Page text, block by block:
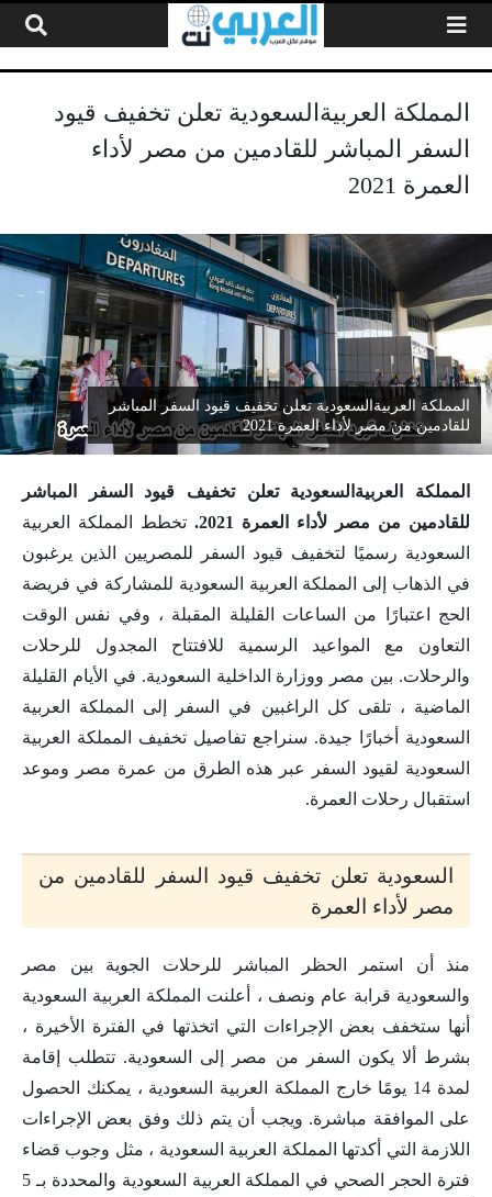
المملكة العربيةالسعودية تعلن تخفيف قيود
السفر المباشر للقادمين من مصر لأداء
العمرة 2021
المملكة العربيةالسعودية تعلن تخفيف قيود السفر المباشر
للقادمين من مصر لأداء العمرة 2021
المملكة العربيةالسعودية تعلن تخفيف قيود السفر المباشر
للقادمين من مصر لأداء العمرة 2021.
تخطط المملكة العربية
السعودية رسميًا لتخفيف قيود السفر للمصريين الذين يرغبون
في الذهاب إلى المملكة العربية السعودية للمشاركة في فريضة
الحج اعتبارًا من الساعات القليلة المقبلة ، وفي نفس الوقت
التعاون مع المواعيد الرسمية للافتتاح المجدول للرحلات
والرحلات. بين مصر ووزارة الداخلية السعودية. في الأيام القليلة
الماضية ، تلقى كل الراغبين في السفر إلى المملكة العربية
السعودية أخبارًا جيدة. سنراجع تفاصيل تخفيف المملكة العربية
السعودية لقيود السفر عبر هذه الطرق من عمرة مصر وموعد
استقبال رحلات العمرة.
السعودية تعلن تخفيف قيود السفر للقادمين من
مصر لأداء العمرة
منذ أن استمر الحظر المباشر للرحلات الجوية بين مصر
والسعودية قرابة عام ونصف ، أعلنت المملكة العربية السعودية
أنها ستخفف بعض الإجراءات التي اتخذتها في الفترة الأخيرة ،
بشرط ألا يكون السفر من مصر إلى السعودية. تتطلب إقامة
لمدة 14 يومًا خارج المملكة العربية السعودية ، يمكنك الحصول
على الموافقة مباشرة. ويجب أن يتم ذلك وفق بعض الإجراءات
اللازمة التي أكدتها المملكة العربية السعودية ، مثل وجوب قضاء
فترة الحجر الصحي في المملكة العربية السعودية والمحددة بـ 5